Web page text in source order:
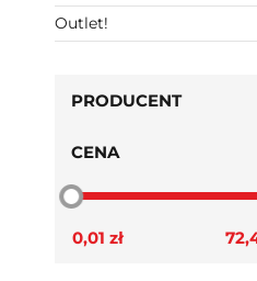
Outlet!
PRODUCENT
CENA
0,01 zł